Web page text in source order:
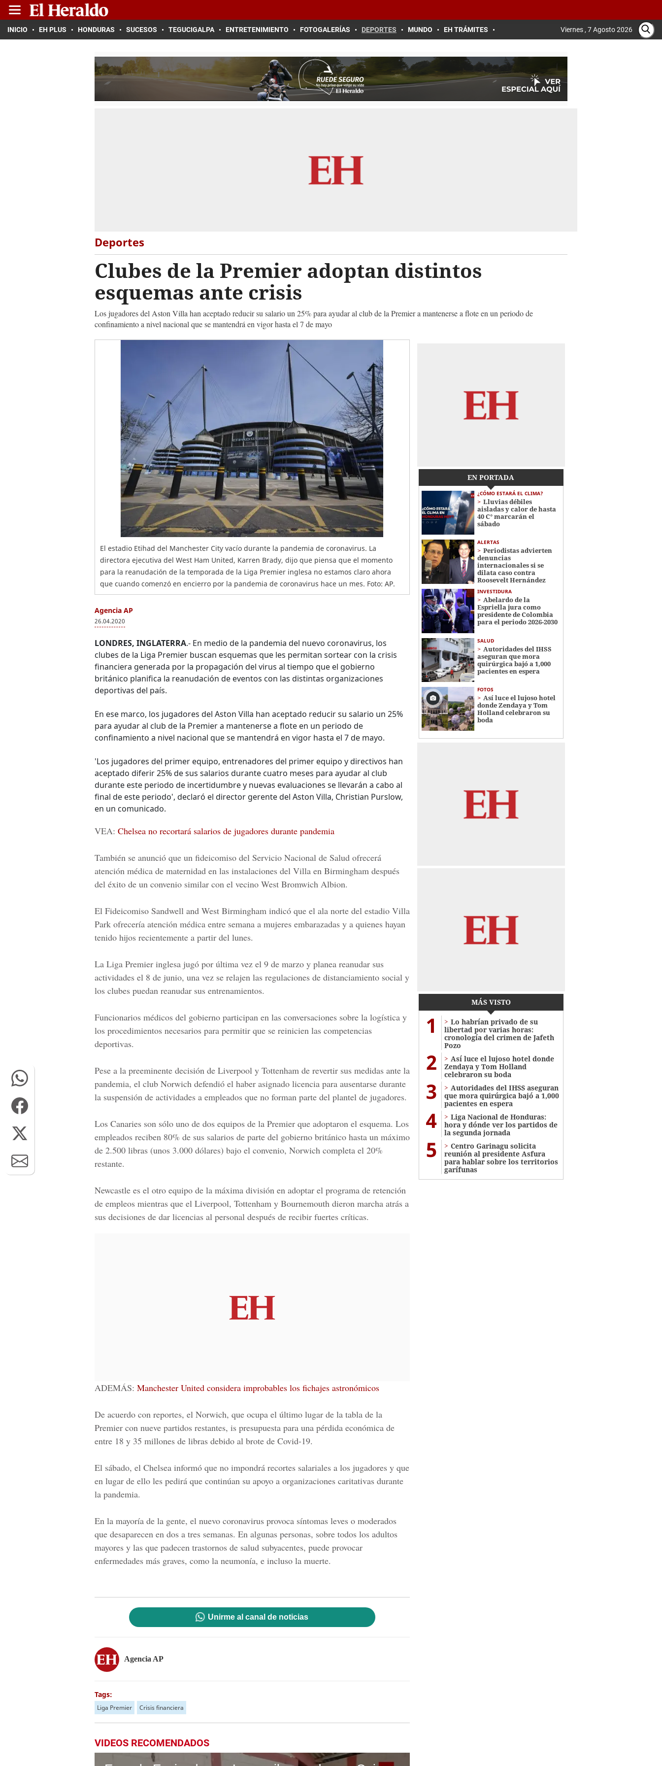
INICIO EH PLUS HONDURAS SUCESOS TEGUCIGALPA ENTRETENIMIENTO FOTOGALERÍAS DEPORTES MUNDO EH TRÁMITES Viernes , 7 Agosto 2026
Deportes
Clubes de la Premier adoptan distintos
esquemas ante crisis
Los jugadores del Aston Villa han aceptado reducir su salario un 25% para ayudar al club de la Premier a mantenerse a flote en un periodo de
confinamiento a nivel nacional que se mantendrá en vigor hasta el 7 de mayo
El estadio Etihad del Manchester City vacío durante la pandemia de coronavirus. La
directora ejecutiva del West Ham United, Karren Brady, dijo que piensa que el momento
para la reanudación de la temporada de la Liga Premier inglesa no estamos claro ahora
que cuando comenzó en encierro por la pandemia de coronavirus hace un mes. Foto: AP.
Agencia AP
26.04.2020
LONDRES, INGLATERRA.- En medio de la pandemia del nuevo coronavirus, los
clubes de la Liga Premier buscan esquemas que les permitan sortear con la crisis
financiera generada por la propagación del virus al tiempo que el gobierno
británico planifica la reanudación de eventos con las distintas organizaciones
deportivas del país.
En ese marco, los jugadores del Aston Villa han aceptado reducir su salario un 25%
para ayudar al club de la Premier a mantenerse a flote en un periodo de
confinamiento a nivel nacional que se mantendrá en vigor hasta el 7 de mayo.
'Los jugadores del primer equipo, entrenadores del primer equipo y directivos han
aceptado diferir 25% de sus salarios durante cuatro meses para ayudar al club
durante este periodo de incertidumbre y nuevas evaluaciones se llevarán a cabo al
final de este periodo', declaró el director gerente del Aston Villa, Christian Purslow,
en un comunicado.
VEA: Chelsea no recortará salarios de jugadores durante pandemia
También se anunció que un fideicomiso del Servicio Nacional de Salud ofrecerá
atención médica de maternidad en las instalaciones del Villa en Birmingham después
del éxito de un convenio similar con el vecino West Bromwich Albion.
El Fideicomiso Sandwell and West Birmingham indicó que el ala norte del estadio Villa
Park ofrecería atención médica entre semana a mujeres embarazadas y a quienes hayan
tenido hijos recientemente a partir del lunes.
La Liga Premier inglesa jugó por última vez el 9 de marzo y planea reanudar sus
actividades el 8 de junio, una vez se relajen las regulaciones de distanciamiento social y
los clubes puedan reanudar sus entrenamientos.
Funcionarios médicos del gobierno participan en las conversaciones sobre la logística y
los procedimientos necesarios para permitir que se reinicien las competencias
deportivas.
Pese a la preeminente decisión de Liverpool y Tottenham de revertir sus medidas ante la
pandemia, el club Norwich defendió el haber asignado licencia para ausentarse durante
la suspensión de actividades a empleados que no forman parte del plantel de jugadores.
Los Canaries son sólo uno de dos equipos de la Premier que adoptaron el esquema. Los
empleados reciben 80% de sus salarios de parte del gobierno británico hasta un máximo
de 2.500 libras (unos 3.000 dólares) bajo el convenio, Norwich completa el 20%
restante.
Newcastle es el otro equipo de la máxima división en adoptar el programa de retención
de empleos mientras que el Liverpool, Tottenham y Bournemouth dieron marcha atrás a
sus decisiones de dar licencias al personal después de recibir fuertes críticas.
ADEMÁS: Manchester United considera improbables los fichajes astronómicos
De acuerdo con reportes, el Norwich, que ocupa el último lugar de la tabla de la
Premier con nueve partidos restantes, is presupuesta para una pérdida económica de
entre 18 y 35 millones de libras debido al brote de Covid-19.
El sábado, el Chelsea informó que no impondrá recortes salariales a los jugadores y que
en lugar de ello les pedirá que continúan su apoyo a organizaciones caritativas durante
la pandemia.
En la mayoría de la gente, el nuevo coronavirus provoca síntomas leves o moderados
que desaparecen en dos a tres semanas. En algunas personas, sobre todos los adultos
mayores y las que padecen trastornos de salud subyacentes, puede provocar
enfermedades más graves, como la neumonía, e incluso la muerte.
Unirme al canal de noticias
Agencia AP
Tags:
Liga Premier Crisis financiera
VIDEOS RECOMENDADOS
EN PORTADA
¿CÓMO ESTARÁ EL CLIMA?
Lluvias débiles
aisladas y calor de hasta
40 C° marcarán el
sábado
ALERTAS
Periodistas advierten
denuncias
internacionales si se
dilata caso contra
Roosevelt Hernández
INVESTIDURA
Abelardo de la
Espriella jura como
presidente de Colombia
para el periodo 2026-2030
SALUD
Autoridades del IHSS
aseguran que mora
quirúrgica bajó a 1,000
pacientes en espera
FOTOS
Así luce el lujoso hotel
donde Zendaya y Tom
Holland celebraron su
boda
MÁS VISTO
1
Lo habrían privado de su
libertad por varias horas:
cronología del crimen de Jafeth
Pozo
2
Así luce el lujoso hotel donde
Zendaya y Tom Holland
celebraron su boda
3
Autoridades del IHSS aseguran
que mora quirúrgica bajó a 1,000
pacientes en espera
4
Liga Nacional de Honduras:
hora y dónde ver los partidos de
la segunda jornada
5
Centro Garinagu solicita
reunión al presidente Asfura
para hablar sobre los territorios
garífunas